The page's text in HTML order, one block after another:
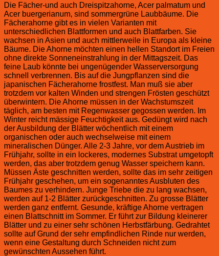
Die Fächer-und auch Dreispitzahorne, Acer palmatum und
Acer buergerianum, sind sommergrüne Laubbäume. Die
Fächerahorne gibt es in vielen Varianten mit
unterschiedlichen Blattformen und auch Blattfarben. Sie
wachsen in Asien und auch mittlerweile in Europa als kleine
Bäume. Die Ahorne möchten einen hellen Standort im Freien
ohne direkte Sonneneinstrahlung in der Mittagszeit. Das
feine Laub könnte bei ungenügender Wasserversorgung
schnell verbrennen. Bis auf die Jungpflanzen sind die
japanischen Fächerahorne frostfest. Man muß sie aber
trotzdem vor kalten Winden und strengen Frösten geschützt
überwintern. Die Ahorne müssen in der Wachstumszeit
täglich, am besten mit Regenwasser gegossen werden. Im
Winter reicht mässige Feuchtigkeit aus. Gedüngt wird nach
der Ausbildung der Blätter wöchentlich mit einem
organischen oder auch wechselweise mit einem
mineralischen Dünger. Alle 2-3 Jahre, vor dem Austrieb im
Frühjahr, sollte in ein lockeres, modernes Substrat umgetopft
werden, das aber trotzdem genug Wasser speichern kann.
Müssen Äste geschnitten werden, sollte das im sehr zeitigen
Frühjahr geschehen, um ein sogenanntes Ausbluten des
Baumes zu verhindern. Junge Triebe die zu lang wachsen,
werden auf 1-2 Blätter zurückgeschnitten. Zu grosse Blätter
werden ganz entfernt. Gesunde, kräftige Ahorne vertragen
einen Blattschnitt im Sommer. Er führt zur Bildung kleinerer
Blätter und zu einer sehr schönen Herbstfärbung. Gedrahtet
sollte auf Grund der sehr empfindlichen Rinde nur werden,
wenn eine Gestaltung durch Schneiden nicht zum
gewünschten Aussehen führt.